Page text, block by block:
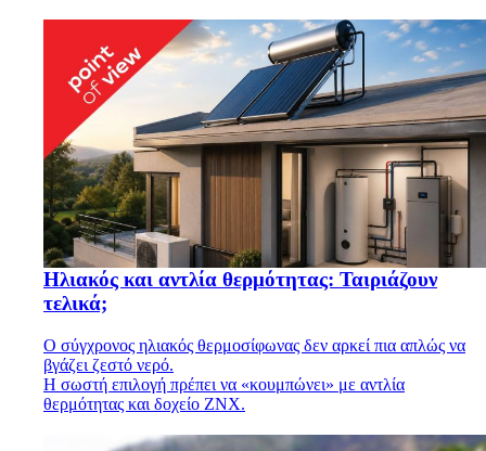
Ηλιακός και αντλία θερμότητας: Ταιριάζουν
τελικά;
Ο σύγχρονος ηλιακός θερμοσίφωνας δεν αρκεί πια απλώς να
βγάζει ζεστό νερό.
Η σωστή επιλογή πρέπει να «κουμπώνει» με αντλία
θερμότητας και δοχείο ΖΝΧ.